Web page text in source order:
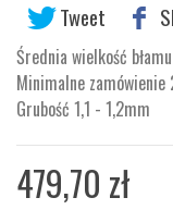
Tweet
Średnia wielkość
Minimalne
Grubość 1,1 - 1,2mm
479,70 zł